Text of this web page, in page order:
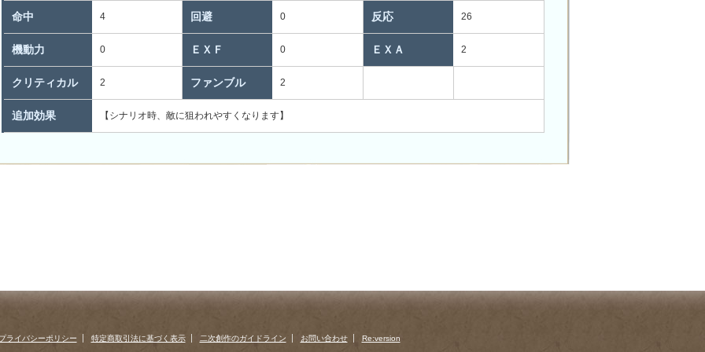
命中 4 回避 0 反応 26
機動力 0 ＥＸＦ 0 ＥＸＡ 2
クリティカル 2 ファンブル 2
追加効果 【シナリオ時、敵に狙われやすくなります】
ライバシーポリシー 特定商取引法に基づく表示 二次創作のガイドライン お問い合わせ Re:version